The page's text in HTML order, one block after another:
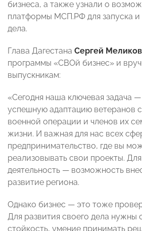
бизнеса, а также узнали о
платформы МСП.РФ для запуска и
дела.
Глава Дагестана Сергей Меликов
программы «СВОй бизнес» и
выпускникам:
«Сегодня наша ключевая задача
успешную адаптацию ветеранов
военной операции и членов их
жизни. И важная для нас всех
предпринимательство, где вы
реализовывать свои проекты.
деятельность — возможность
развитие региона.
Однако бизнес — это тоже
Для развития своего дела нужны
стойкость, умение принимать